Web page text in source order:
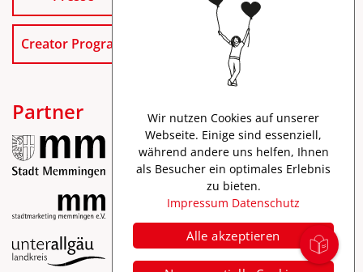
Creator Program
Partner
Impressum
Wir nutzen Cookies auf unserer
Webseite. Einige sind essenziell,
während andere uns helfen, Ihnen
als Besucher ein optimales Erlebnis
zu bieten.
Impressum Datenschutz
Alle akzeptieren